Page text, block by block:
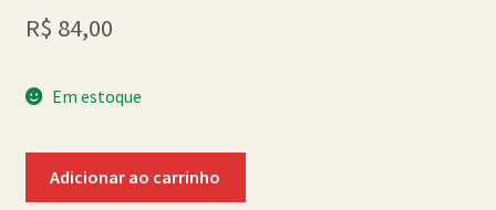
SCHOLASTICBOOKCLUB
R$ 84,00
Em estoque
Adicionar ao carrinho